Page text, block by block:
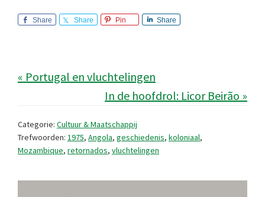
Share Share Pin Share
« Portugal en vluchtelingen
In de hoofdrol: Licor Beirão »
Categorie: Cultuur & Maatschappij
Trefwoorden: 1975, Angola, geschiedenis, koloniaal,
Mozambique, retornados, vluchtelingen